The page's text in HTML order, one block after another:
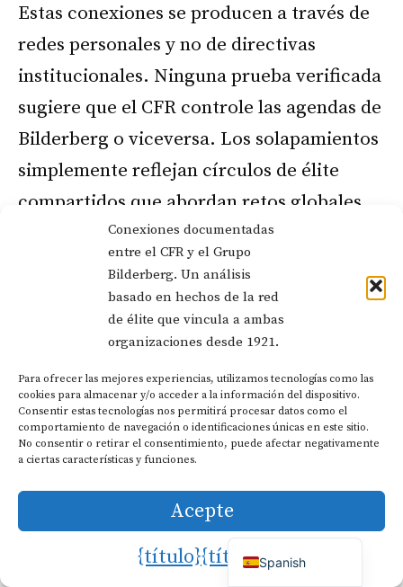
Conexiones documentadas
entre el CFR y el Grupo
Bilderberg. Un análisis
basado en hechos de la red
de élite que vincula a ambas
organizaciones desde 1921.
Para ofrecer las mejores experiencias, utilizamos tecnologías como las
cookies para almacenar y/o acceder a la información del dispositivo.
Consentir estas tecnologías nos permitirá procesar datos como el
comportamiento de navegación o identificaciones únicas en este sitio.
No consentir o retirar el consentimiento, puede afectar negativamente
a ciertas características y funciones.
Acepte
{título}{título}
Estas conexiones se producen a través de
redes personales y no de directivas
institucionales. Ninguna prueba verificada
sugiere que el CFR controle las agendas de
Bilderberg o viceversa. Los solapamientos
simplemente reflejan círculos de élite
compartidos que abordan retos globales
Temas comunes e influencias
Política económica y crisis
financieras
El CFR y Bilderberg abordan con
coincidentes a través de formatos
diferentes. Durante la crisis financiera de
2008, los análisis del CFR sobre los
Spanish
English
Italian
German
Dutch